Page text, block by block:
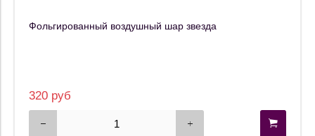
Фольгированный воздушный шар звезда
320 руб